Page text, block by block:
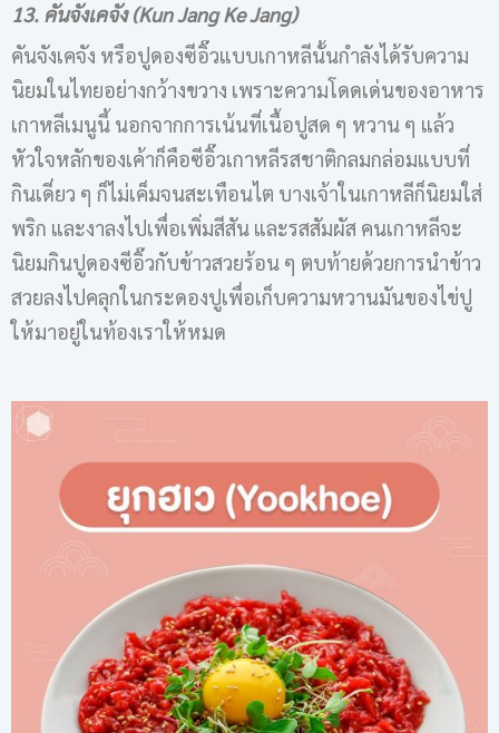
13. คันจังเคจัง (Kun Jang Ke Jang)
คันจังเคจัง หรือปูดองซีอิ๊วแบบเกาหลีนั้นกำลังได้รับความ
นิยมในไทยอย่างกว้างขวาง เพราะความโดดเด่นของอาหาร
เกาหลีเมนูนี้ นอกจากการเน้นที่เนื้อปูสด ๆ หวาน ๆ แล้ว
หัวใจหลักของเค้าก็คือซีอิ๊วเกาหลีรสชาติกลมกล่อมแบบที่
กินเดี่ยว ๆ ก็ไม่เค็มจนสะเทือนไต บางเจ้าในเกาหลีก็นิยมใส่
พริก และงาลงไปเพื่อเพิ่มสีสัน และรสสัมผัส คนเกาหลีจะ
นิยมกินปูดองซีอิ๊วกับข้าวสวยร้อน ๆ ตบท้ายด้วยการนำข้าว
สวยลงไปคลุกในกระดองปูเพื่อเก็บความหวานมันของไข่ปู
ให้มาอยู่ในท้องเราให้หมด